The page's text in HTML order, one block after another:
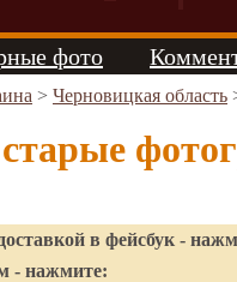
фото
> Черновицкая область
в фейсбук -
- нажмите: